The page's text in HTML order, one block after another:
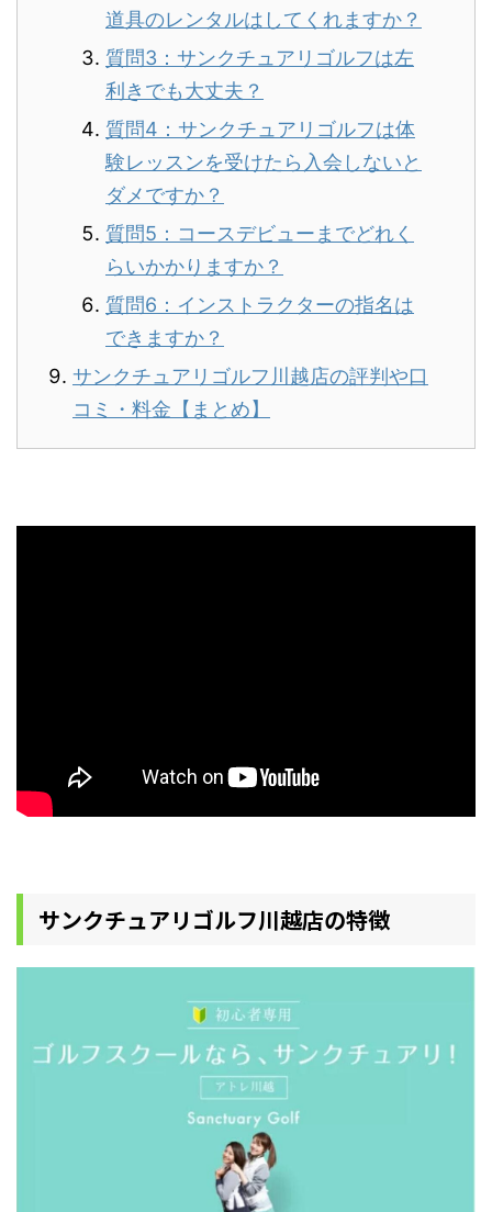
道具のレンタルはしてくれますか？
質問3：サンクチュアリゴルフは左
利きでも大丈夫？
質問4：サンクチュアリゴルフは体
験レッスンを受けたら入会しないと
ダメですか？
質問5：コースデビューまでどれく
らいかかりますか？
質問6：インストラクターの指名は
できますか？
サンクチュアリゴルフ川越店の評判や口
コミ・料金【まとめ】
サンクチュアリゴルフ川越店の特徴